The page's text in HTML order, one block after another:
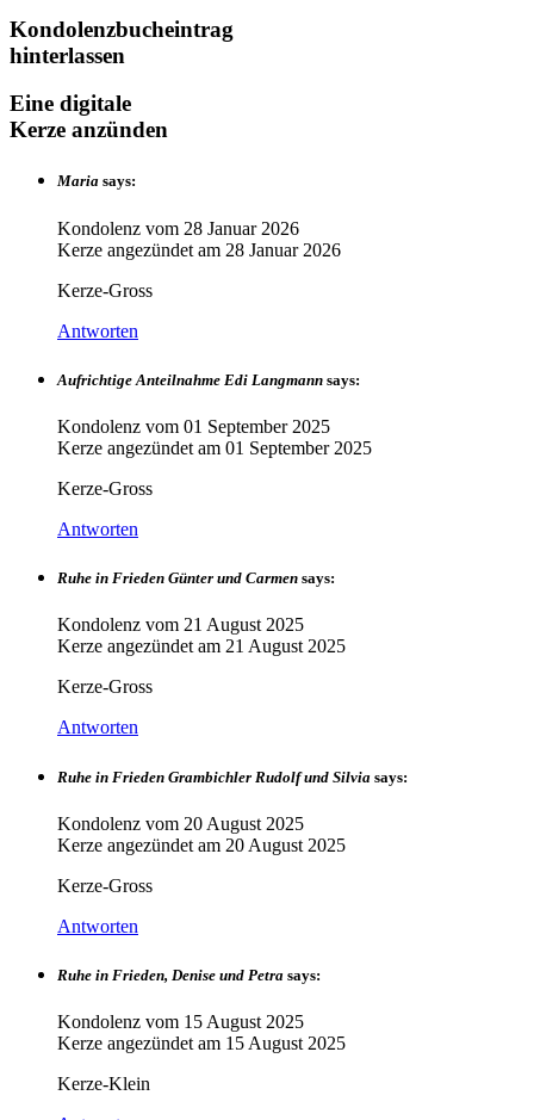
Kondolenzbucheintrag
hinterlassen
Eine digitale
Kerze anzünden
Maria says:
Kondolenz vom 28 Januar 2026
Kerze angezündet am 28 Januar 2026
Kerze-Gross
Antworten
Aufrichtige Anteilnahme Edi Langmann says:
Kondolenz vom 01 September 2025
Kerze angezündet am 01 September 2025
Kerze-Gross
Antworten
Ruhe in Frieden Günter und Carmen says:
Kondolenz vom 21 August 2025
Kerze angezündet am 21 August 2025
Kerze-Gross
Antworten
Ruhe in Frieden Grambichler Rudolf und Silvia says:
Kondolenz vom 20 August 2025
Kerze angezündet am 20 August 2025
Kerze-Gross
Antworten
Ruhe in Frieden, Denise und Petra says:
Kondolenz vom 15 August 2025
Kerze angezündet am 15 August 2025
Kerze-Klein